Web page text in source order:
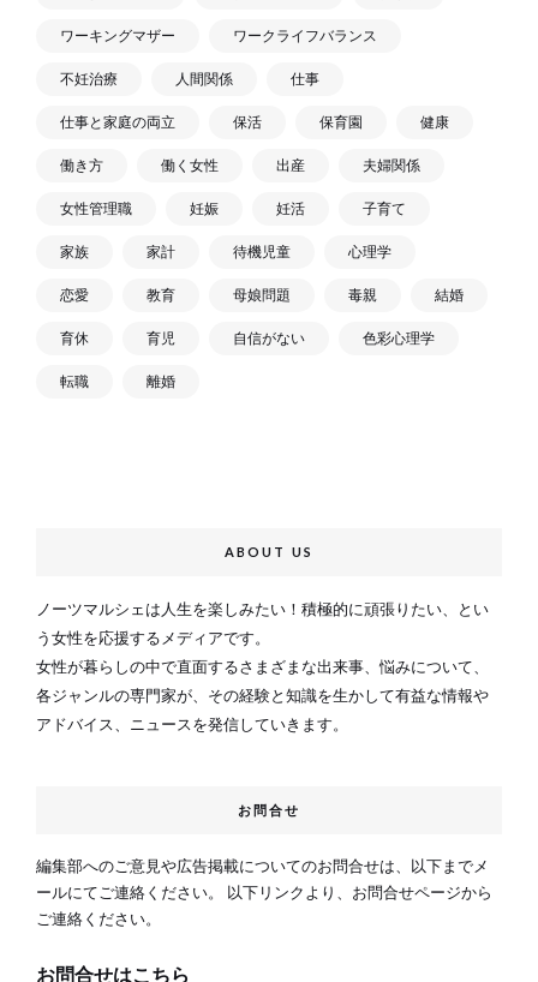
ワーキングマザー ワークライフバランス
不妊治療 人間関係 仕事
仕事と家庭の両立 保活 保育園 健康
働き方 働く女性 出産 夫婦関係
女性管理職 妊娠 妊活 子育て
家族 家計 待機児童 心理学
恋愛 教育 母娘問題 毒親 結婚
育休 育児 自信がない 色彩心理学
転職 離婚
ABOUT US
ノーツマルシェは人生を楽しみたい！積極的に頑張りたい、とい
う女性を応援するメディアです。
女性が暮らしの中で直面するさまざまな出来事、悩みについて、
各ジャンルの専門家が、その経験と知識を生かして有益な情報や
アドバイス、ニュースを発信していきます。
お問合せ
編集部へのご意見や広告掲載についてのお問合せは、以下までメ
ールにてご連絡ください。 以下リンクより、お問合せページから
ご連絡ください。
お問合せはこちら